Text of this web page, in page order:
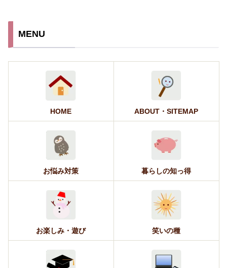
MENU
HOME ABOUT・SITEMAP
お悩み対策 暮らしの知っ得
お楽しみ・遊び 笑いの種